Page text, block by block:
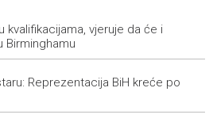
dehidracije i pregrijavanja ključni
vrućina
petu noć prenoćilo devet zeničkih
Jahorinu, mnogi zbog popusta
kvalifikacijama, vjeruje da će i
Birminghamu
Reprezentacija BiH kreće po